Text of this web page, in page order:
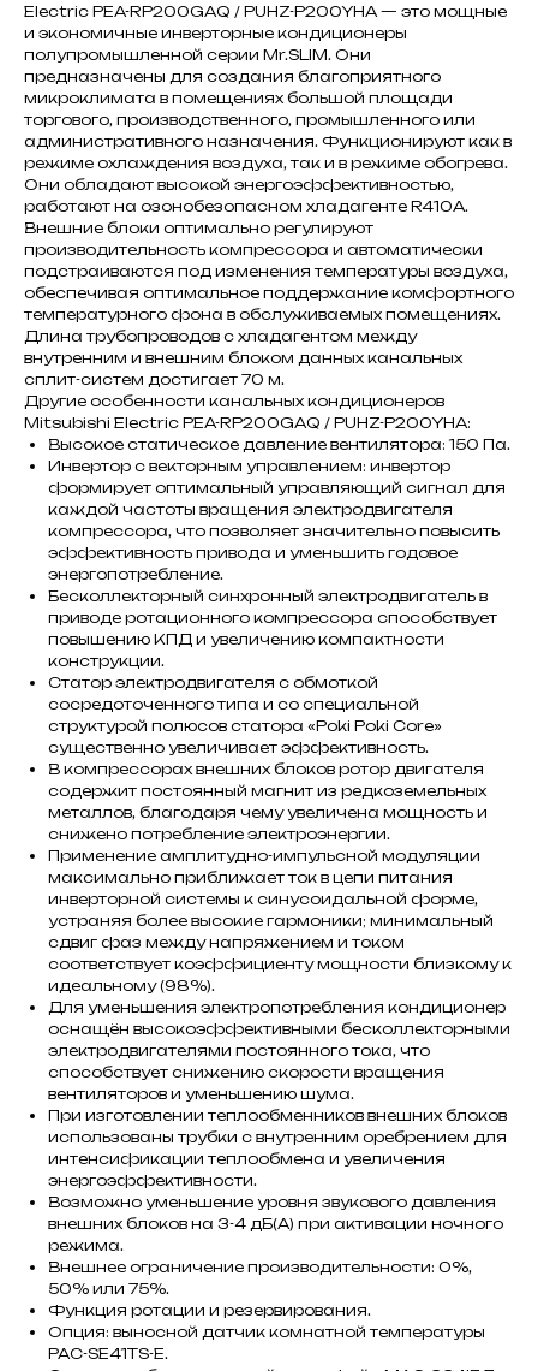
Electric PEA-RP200GAQ / PUHZ-P200YHA — это мощные
и экономичные инверторные кондиционеры
полупромышленной серии Mr.SLIM. Они
предназначены для создания благоприятного
микроклимата в помещениях большой площади
торгового, производственного, промышленного или
административного назначения. Функционируют как в
режиме охлаждения воздуха, так и в режиме обогрева.
Они обладают высокой энергоэффективностью,
работают на озонобезопасном хладагенте R410A.
Внешние блоки оптимально регулируют
производительность компрессора и автоматически
подстраиваются под изменения температуры воздуха,
обеспечивая оптимальное поддержание комфортного
температурного фона в обслуживаемых помещениях.
Длина трубопроводов с хладагентом между
внутренним и внешним блоком данных канальных
сплит-систем достигает 70 м.
Другие особенности канальных кондиционеров
Mitsubishi Electric PEA-RP200GAQ / PUHZ-P200YHA:
Высокое статическое давление вентилятора: 150 Па.
Инвертор с векторным управлением: инвертор
формирует оптимальный управляющий сигнал для
каждой частоты вращения электродвигателя
компрессора, что позволяет значительно повысить
эффективность привода и уменьшить годовое
энергопотребление.
Бесколлекторный синхронный электродвигатель в
приводе ротационного компрессора способствует
повышению КПД и увеличению компактности
конструкции.
Статор электродвигателя с обмоткой
сосредоточенного типа и со специальной
структурой полюсов статора «Poki Poki Core»
существенно увеличивает эффективность.
В компрессорах внешних блоков ротор двигателя
содержит постоянный магнит из редкоземельных
металлов, благодаря чему увеличена мощность и
снижено потребление электроэнергии.
Применение амплитудно-импульсной модуляции
максимально приближает ток в цепи питания
инверторной системы к синусоидальной форме,
устраняя более высокие гармоники; минимальный
сдвиг фаз между напряжением и током
соответствует коэффициенту мощности близкому к
идеальному (98%).
Для уменьшения электропотребления кондиционер
оснащён высокоэффективными бесколлекторными
электродвигателями постоянного тока, что
способствует снижению скорости вращения
вентиляторов и уменьшению шума.
При изготовлении теплообменников внешних блоков
использованы трубки с внутренним оребрением для
интенсификации теплообмена и увеличения
энергоэффективности.
Возможно уменьшение уровня звукового давления
внешних блоков на 3-4 дБ(А) при активации ночного
режима.
Внешнее ограничение производительности: 0%,
50% или 75%.
Функция ротации и резервирования.
Опция: выносной датчик комнатной температуры
PAC-SE41TS-E.